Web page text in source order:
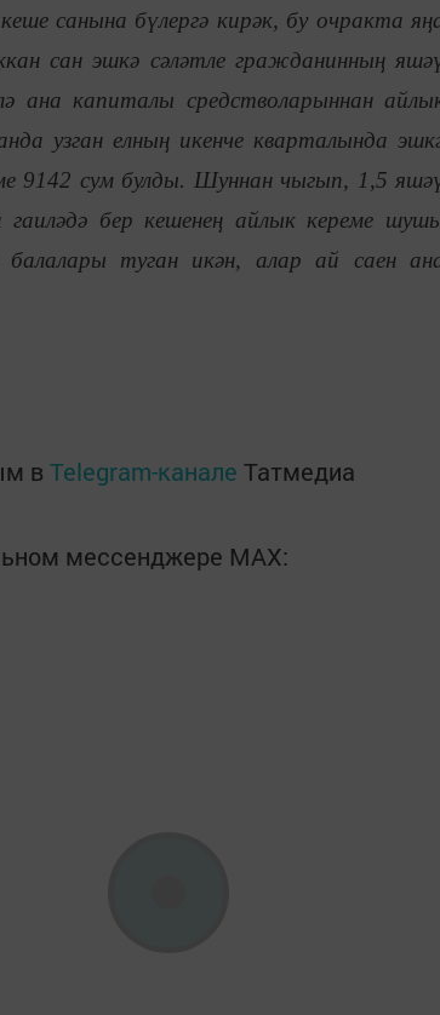
санына бүлергә кирәк, бу очракта
сан эшкә сәләтле гражданинның
ана капиталы средстволарыннан
узган елның икенче кварталында
9142 сум булды. Шуннан чыгып, 1,5
бер кешенең айлык кереме
туган икән, алар ай саен
в Telegram-канале Татмедиа
мессенджере MАХ: